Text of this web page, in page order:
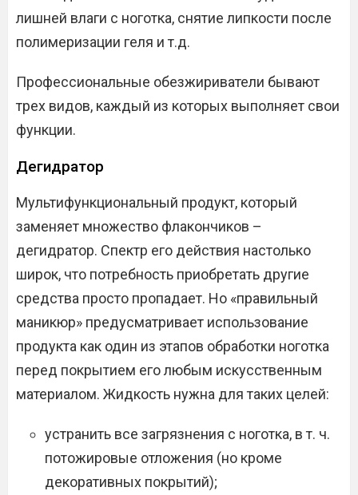
лишней влаги с ноготка, снятие липкости после
полимеризации геля и т.д.
Профессиональные обезжириватели бывают
трех видов, каждый из которых выполняет свои
функции.
Дегидратор
Мультифункциональный продукт, который
заменяет множество флакончиков –
дегидратор. Спектр его действия настолько
широк, что потребность приобретать другие
средства просто пропадает. Но «правильный
маникюр» предусматривает использование
продукта как один из этапов обработки ноготка
перед покрытием его любым искусственным
материалом. Жидкость нужна для таких целей:
устранить все загрязнения с ноготка, в т. ч.
потожировые отложения (но кроме
декоративных покрытий);